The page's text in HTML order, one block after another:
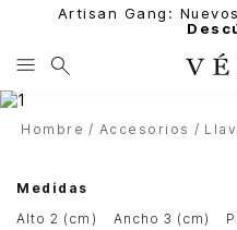
Artisan Gang:
Hombre Accesorios
Medidas
alto 2 (cm)
ancho 3 (cm)